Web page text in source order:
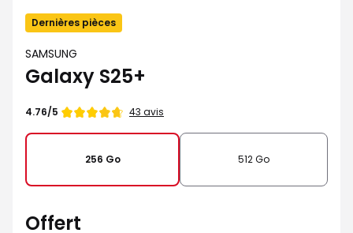
Dernières pièces
SAMSUNG
Galaxy S25+
Note
4.76/5 43 avis
256 Go 512 Go
Offert